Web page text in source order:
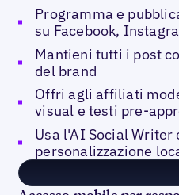
Programma e
su Facebook,
Mantieni tutti i post
del brand
Offri agli affiliati
visual e testi pre-
Usa l'AI Social Writer
personalizzazione